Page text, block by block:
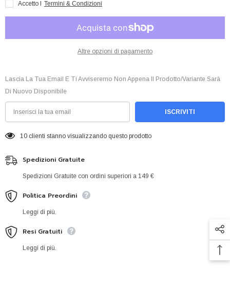
Accetto I Termini & Condizioni
Altre opzioni di pagamento
Lascia La Tua Email E Ti Avviseremo Non Appena Il Prodotto/variante Sarà
Di Nuovo Disponibile
ISCRIVITI
10 clienti stanno visualizzando questo prodotto
Spedizioni Gratuite
Spedizioni Gratuite con ordini superiori a 149 €
Politica Preordini
Leggi di più.
Resi Gratuiti
Leggi di più.